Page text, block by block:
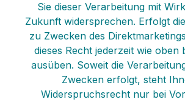
Sie dieser Verarbeitung mit
Zukunft widersprechen. Erfolgt
zu Zwecken des
dieses Recht jederzeit wie oben
ausüben. Soweit die
Zwecken erfolgt, steht
Widerspruchsrecht nur bei